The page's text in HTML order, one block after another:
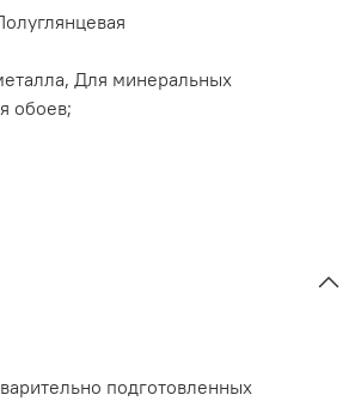
Для минеральных
обоев;
подготовленных